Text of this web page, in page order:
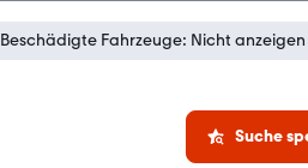
Beschädigte Fahrzeuge: Nicht anzeigen
Suche